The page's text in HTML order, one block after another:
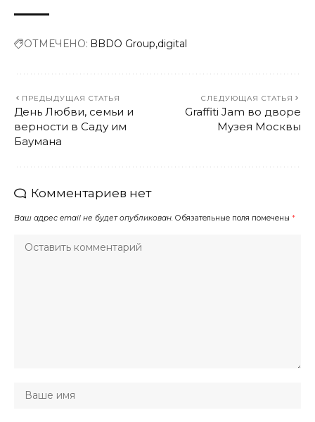
ОТМЕЧЕНО: BBDO Group digital
ПРЕДЫДУЩАЯ СТАТЬЯ
День Любви, семьи и
верности в Саду им
Баумана
СЛЕДУЮЩАЯ СТАТЬЯ
Graffiti Jam во дворе
Музея Москвы
Комментариев нет
Ваш адрес email не будет опубликован. Обязательные поля помечены *